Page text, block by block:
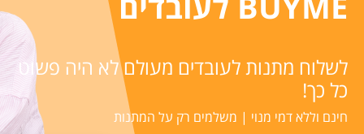
לשלוח מתנות לעובדים מעולם לא היה פשוט
כל כך!
חינם וללא דמי מנוי | משלמים רק על המתנות